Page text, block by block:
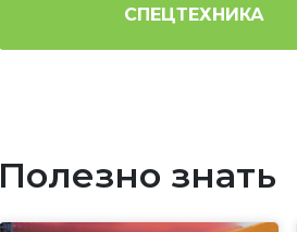
СПЕЦТЕХНИКА
Полезно знать